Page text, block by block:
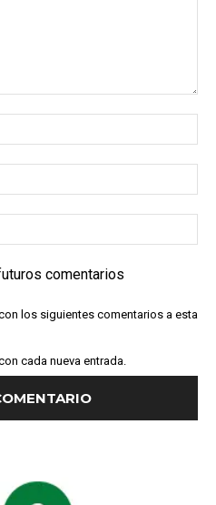
comentarios
los siguientes comentarios a esta
cada nueva entrada.